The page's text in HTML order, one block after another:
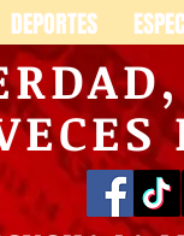
DEPORTES